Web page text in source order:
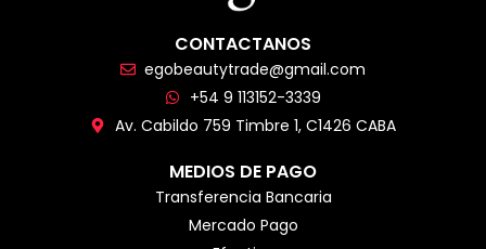
CONTACTANOS
egobeautytrade@gmail.com
+54 9 113152-3339
Av. Cabildo 759 Timbre 1, C1426 CABA
MEDIOS DE PAGO
Transferencia Bancaria
Mercado Pago